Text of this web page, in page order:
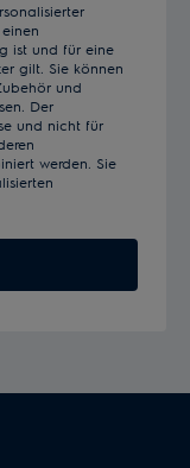
ist und für eine
gilt. Sie können
und
Der
und nicht für
werden. Sie